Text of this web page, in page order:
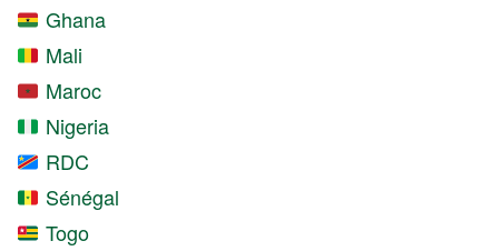
Ghana
Mali
Maroc
Nigeria
RDC
Sénégal
Togo